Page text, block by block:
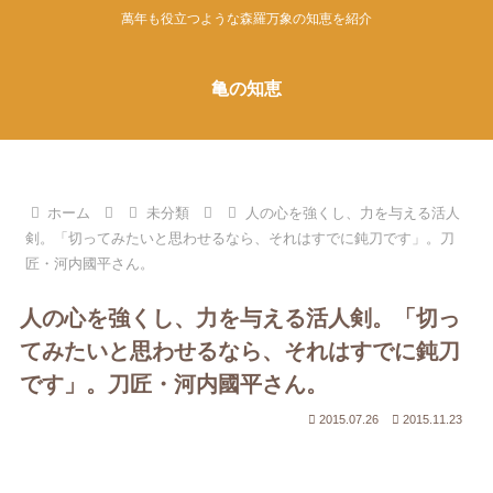
萬年も役立つような森羅万象の知恵を紹介
亀の知恵
ホーム 未分類
人の心を強くし、力を与える活人
剣。「切ってみたいと思わせるなら、それはすでに鈍刀です」。刀
匠・河内國平さん。
人の心を強くし、力を与える活人剣。「切っ
てみたいと思わせるなら、それはすでに鈍刀
です」。刀匠・河内國平さん。
2015.07.26 2015.11.23